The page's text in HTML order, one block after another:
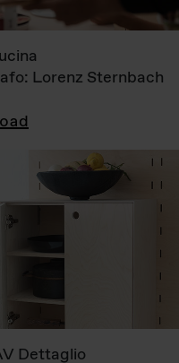
Lorenz Sternbach
Dettaglio